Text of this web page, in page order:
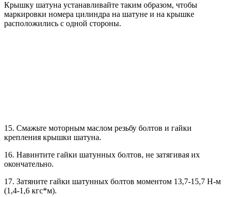
Крышку шатуна устанавливайте таким образом, чтобы
маркировки номера цилиндра на шатуне и на крышке
расположились с одной стороны.
15. Смажьте моторным маслом резьбу болтов и гайки
крепления крышки шатуна.
16. Навинтите гайки шатунных болтов, не затягивая их
окончательно.
17. Затяните гайки шатунных болтов моментом 13,7-15,7 Н-м
(1,4-1,6 кгс*м).